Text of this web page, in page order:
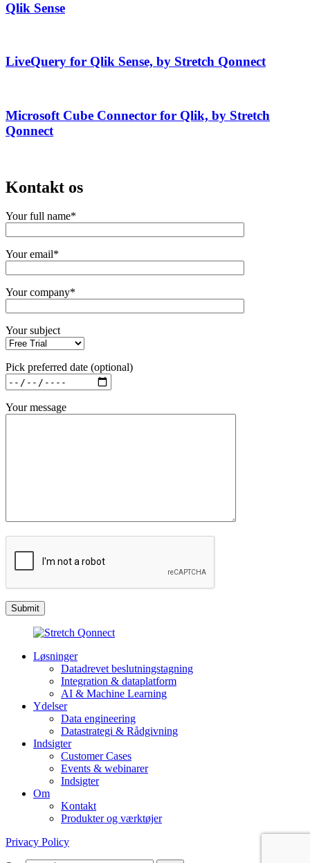
Qlik Sense
LiveQuery for Qlik Sense, by Stretch Qonnect
Microsoft Cube Connector for Qlik, by Stretch
Qonnect
Kontakt os
Your full name*
Your email*
Your company*
Your subject
Pick preferred date (optional)
Your message
Løsninger
Datadrevet beslutningstagning
Integration & dataplatform
AI & Machine Learning
Ydelser
Data engineering
Datastrategi & Rådgivning
Indsigter
Customer Cases
Events & webinarer
Indsigter
Om
Kontakt
Produkter og værktøjer
Privacy Policy